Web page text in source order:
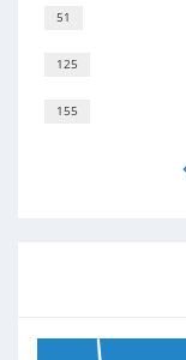
51
125
155